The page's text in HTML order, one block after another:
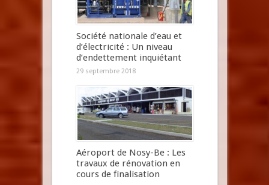
Société nationale d’eau et
d’électricité : Un niveau
d’endettement inquiétant
29 septembre 2018
Aéroport de Nosy-Be : Les
travaux de rénovation en
cours de finalisation